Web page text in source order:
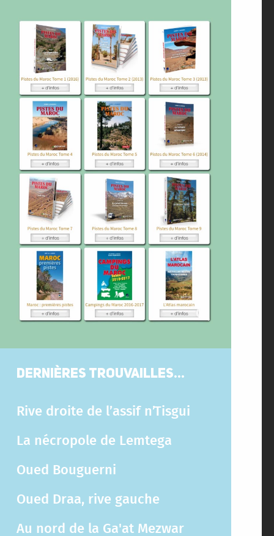
DERNIÈRES TROUVAILLES...
Rive droite de l’assif n’Tisgui
La nécropole de Lemtega
Oued Bouguerni
Oued Draa, rive gauche
Au nord de la Ga'at Mezwar